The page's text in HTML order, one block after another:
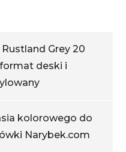
Grey 20
deski i
kolorowego do
Narybek.com